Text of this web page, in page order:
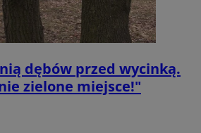
dębów przed wycinką.
zielone miejsce!"